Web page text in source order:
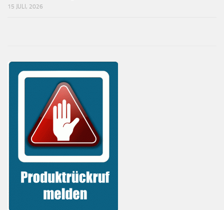
15 JULI, 2026